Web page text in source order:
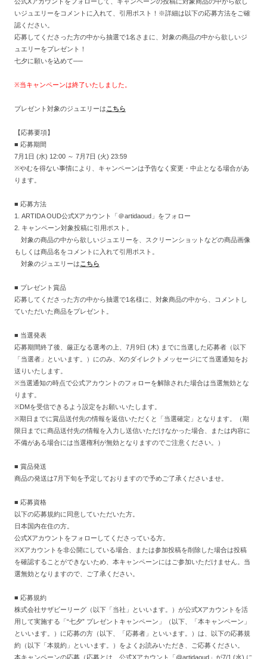
いジュエリーをコメントに入れて、引用ポスト！※詳細は以下の応募方法をご確
認ください。
応募してくださった方の中から抽選で1名さまに、対象の商品の中から欲しいジ
ュエリーをプレゼント！
七夕に願いを込めて──
※当キャンペーンは終了いたしました。
プレゼント対象のジュエリーはこちら
【応募要項】
■ 応募期間
7月 1 日 (水) 12:00 ～ 7月7日 (火) 23:59
※やむを得ない事情により、キャンペーンは予告なく変更・中止となる場合があ
ります。
■ 応募方法
1. ARTIDA OUD公式Xアカウント「＠artidaoud」をフォロー
2. キャンペーン対象投稿に引用ポスト。
対象の商品の中から欲しいジュエリーを、スクリーンショットなどの商品画像
もしくは商品名をコメントに入れて引用ポスト。
対象のジュエリーはこちら
■ プレゼント賞品
応募してくださった方の中から抽選で1名様に、対象商品の中から、コメントし
ていただいた商品をプレゼント。
■ 当選発表
応募期間終了後、厳正なる選考の上、 7月9日 (木) までに当選した応募者（以下
「当選者」といいます。）にのみ、 Xのダイレクトメッセージにて当選通知をお
送りいたします。
※当選通知の時点で公式アカウントのフォローを解除された場合は当選無効とな
ります。
※DMを受信できるよう設定をお願いいたします。
※期日までに賞品送付先の情報を返信いただくと「当選確定」となります。（期
限日までに商品送付先の情報を入力し送信いただけなかった場合、または内容に
不備がある場合には当選権利が無効となりますのでご注意ください。）
■ 賞品発送
商品の発送は7月下旬を予定しておりますので予めご了承くださいませ。
■ 応募資格
以下の応募規約に同意していただいた方。
日本国内在住の方。
公式Xアカウントをフォローしてくださっている方。
※Xアカウントを非公開にしている場合、または参加投稿を削除した場合は投稿
を確認することができないため、本キャンペーンにはご参加いただけません。当
選無効となりますので、ご了承ください。
■ 応募規約
株式会社サザビーリーグ（以下「当社」といいます。）が公式Xアカウントを活
用して実施する「“七夕” プレゼントキャンペーン」（以下、「本キャンペーン」
といいます。）に応募の方（以下、「応募者」といいます。）は、以下の応募規
約（以下「本規約」といいます。）をよくお読みいただき、ご応募ください。
本キャンペーンの応募（応募とは、公式Xアカウント「@artidaoud」が7/1 (水) に